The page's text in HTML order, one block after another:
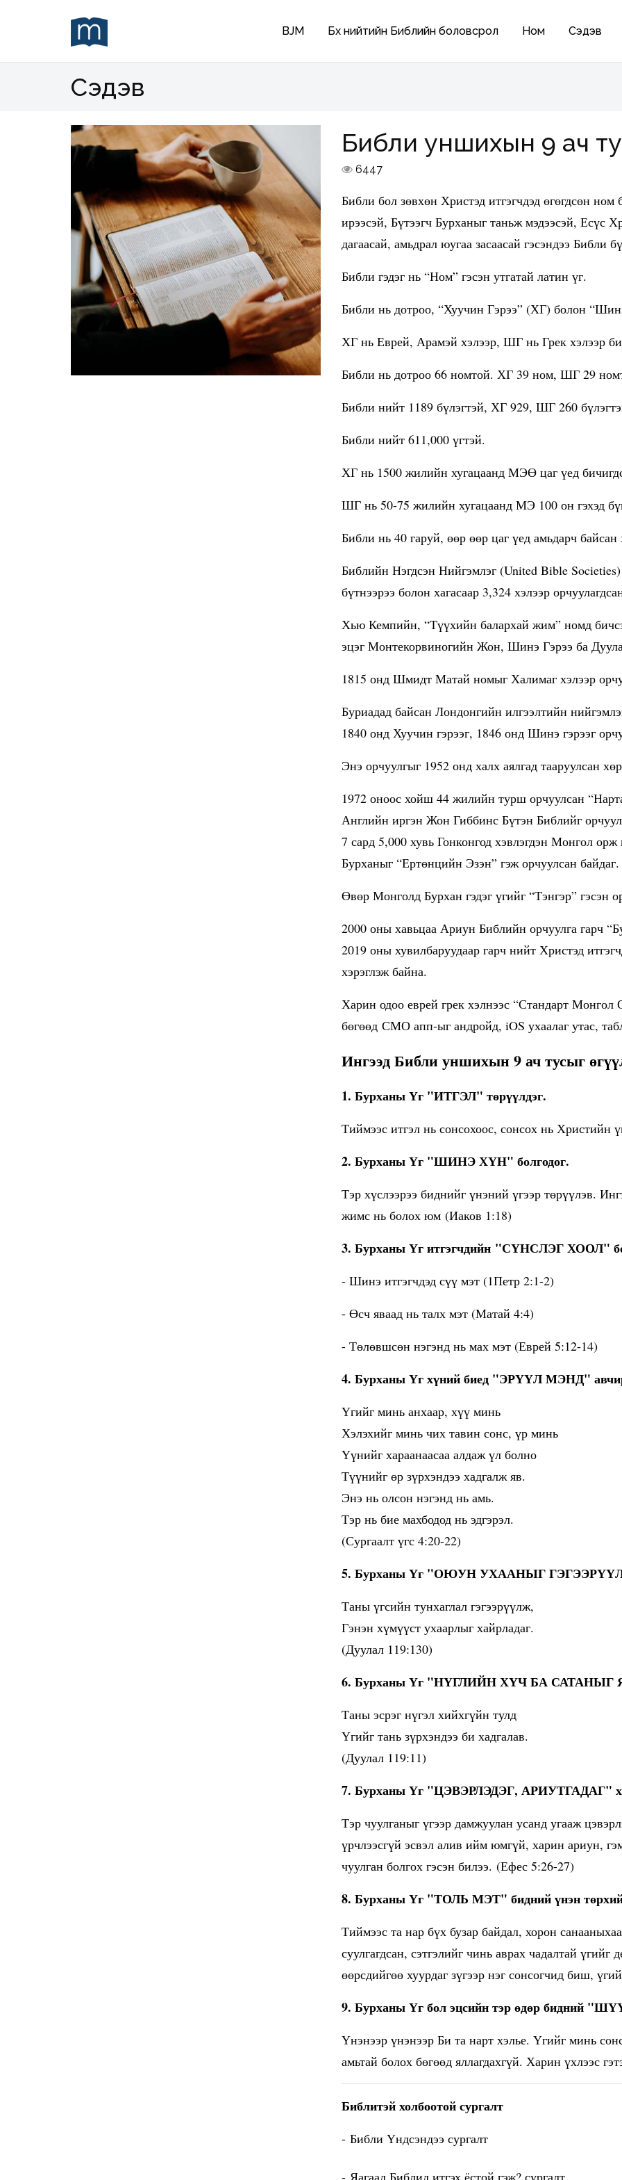
BJM Бүх нийтийн Библийн боловсрол Ном Сэдэв
Сэдэв
Библи уншихын 9 ач
6447
Библи бол зөвхөн Христэд итгэгчдэд өгөгдсөн
ирээсэй, Бүтээгч Бурханыг таньж мэдээсэй, Есүс
дагаасай, амьдрал юугаа засаасай гэсэндээ Библи
Библи гэдэг нь “Ном” гэсэн утгатай латин үг.
Библи нь дотроо, “Хуучин Гэрээ” (ХГ) болон
ХГ нь Еврей, Арамэй хэлээр, ШГ нь Грек хэлээр
Библи нь дотроо 66 номтой. ХГ 39 ном, ШГ 29
Библи нийт 1189 бүлэгтэй, ХГ 929, ШГ 260
Библи нийт 611,000 үгтэй.
ХГ нь 1500 жилийн хугацаанд МЭӨ цаг үед
ШГ нь 50-75 жилийн хугацаанд МЭ 100 он гэхэд
Библи нь 40 гаруй, өөр өөр цаг үед амьдарч байсан
Библийн Нэгдсэн Нийгэмлэг (United Bible
бүтнээрээ болон хагасаар 3,324 хэлээр
Хью Кемпийн, “Түүхийн балархай жим” номд
эцэг Монтекорвиногийн Жон, Шинэ Гэрээ ба
1815 онд Шмидт Матай номыг Халимаг хэлээр
Буриадад байсан Лондонгийн илгээлтийн
1840 онд Хуучин гэрээг, 1846 онд Шинэ гэрээг
Энэ орчуулгыг 1952 онд халх аялгад тааруулсан
1972 оноос хойш 44 жилийн турш орчуулсан
Английн иргэн Жон Гиббинс Бүтэн Библийг
7 сард 5,000 хувь Гонконгод хэвлэгдэн Монгол
Бурханыг “Ертөнцийн Эзэн” гэж орчуулсан байдаг.
Өвөр Монголд Бурхан гэдэг үгийг “Тэнгэр” гэсэн
2000 оны хавьцаа Ариун Библийн орчуулга гарч
2019 оны хувилбаруудаар гарч нийт Христэд
хэрэглэж байна.
Харин одоо еврей грек хэлнээс “Стандарт Монгол
бөгөөд СМО апп-ыг андройд, iOS ухаалаг утас,
Ингээд Библи уншихын 9 ач тусыг
1. Бурханы Үг "ИТГЭЛ" төрүүлдэг.
Тиймээс итгэл нь сонсохоос, сонсох нь Христийн
2. Бурханы Үг "ШИНЭ ХҮН" болгодог.
Тэр хүслээрээ биднийг үнэний үгээр төрүүлэв.
жимс нь болох юм (Иаков 1:18)
3. Бурханы Үг итгэгчдийн "СҮНСЛЭГ ХООЛ"
- Шинэ итгэгчдэд сүү мэт (1Петр 2:1-2)
- Өсч яваад нь талх мэт (Матай 4:4)
- Төлөвшсөн нэгэнд нь мах мэт (Еврей 5:12-14)
4. Бурханы Үг хүний биед "ЭРҮҮЛ МЭНД"
Үгийг минь анхаар, хүү минь
Хэлэхийг минь чих тавин сонс, үр минь
Үүнийг хараанаасаа алдаж үл болно
Түүнийг өр зүрхэндээ хадгалж яв.
Энэ нь олсон нэгэнд нь амь.
Тэр нь бие махбодод нь эдгэрэл.
(Сургаалт үгс 4:20-22)
5. Бурханы Үг "ОЮУН УХААНЫГ
Таны үгсийн тунхаглал гэгээрүүлж,
Гэнэн хүмүүст ухаарлыг хайрладаг.
(Дуулал 119:130)
6. Бурханы Үг "НҮГЛИЙН ХҮЧ БА САТАНЫГ
Таны эсрэг нүгэл хийхгүйн тулд
Үгийг тань зүрхэндээ би хадгалав.
(Дуулал 119:11)
7. Бурханы Үг "ЦЭВЭРЛЭДЭГ, АРИУТГАДАГ"
Тэр чуулганыг үгээр дамжуулан усанд угааж
үрчлээсгүй эсвэл алив ийм юмгүй, харин ариун,
чуулган болгох гэсэн билээ. (Ефес 5:26-27)
8. Бурханы Үг "ТОЛЬ МЭТ" бидний үнэн
Тиймээс та нар бүх бузар байдал, хорон
суулгагдсан, сэтгэлийг чинь аврах чадалтай үгийг
өөрсдийгөө хуурдаг зүгээр нэг сонсогчид биш,
9. Бурханы Үг бол эцсийн тэр өдөр бидний
Үнэнээр үнэнээр Би та нарт хэлье. Үгийг минь
амьтай болох бөгөөд яллагдахгүй. Харин үхлээс
Библитэй холбоотой сургалт
- Библи Үндсэндээ сургалт
- Яагаад Библид итгэх ёстой гэж? сургалт